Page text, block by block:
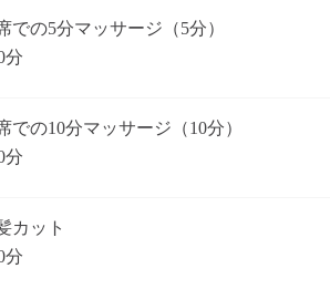
での5分マッサージ（5分）
分
での10分マッサージ（10分）
分
カット
分